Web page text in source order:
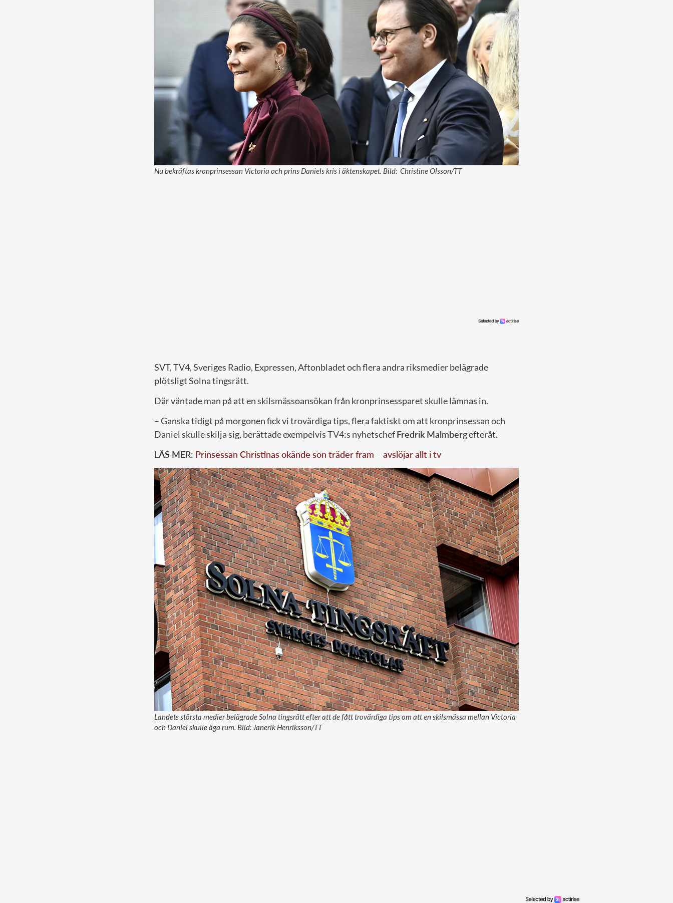
Nu bekräftas kronprinsessan Victoria och prins Daniels kris i äktenskapet. Bild: Christine Olsson/TT
SVT, TV4, Sveriges Radio, Expressen, Aftonbladet och flera andra riksmedier belägrade
plötsligt Solna tingsrätt.
Där väntade man på att en skilsmässoansökan från kronprinsessparet skulle lämnas in.
­– Ganska tidigt på morgonen fick vi trovärdiga tips, flera faktiskt om att kronprinsessan och
Daniel skulle skilja sig, berättade exempelvis TV4:s nyhetschefFredrik Malmbergefteråt.
LÄS MER: Prinsessan Christinas okände son träder fram – avslöjar allt i tv
Landets största medier belägrade Solna tingsrätt efter att de fått trovärdiga tips om att en skilsmässa mellan Victoria
och Daniel skulle äga rum. Bild: Janerik Henriksson/TT